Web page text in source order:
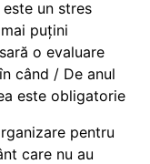
un stres
puțini
o evaluare
când / De anul
este obligatorie
pentru
care nu au